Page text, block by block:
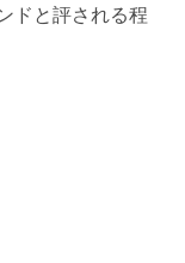
ドと評される程